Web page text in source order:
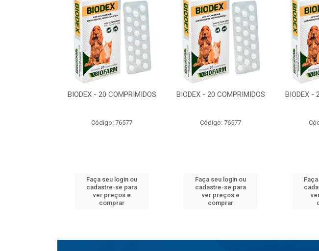
BIODEX - 20 COMPRIMIDOS
Código: 76577
Faça seu login ou
cadastre-se para
ver preços e
comprar
BIODEX - 20 COMPRIMIDOS
Código: 76577
Faça seu login ou
cadastre-se para
ver preços e
comprar
BIODEX -